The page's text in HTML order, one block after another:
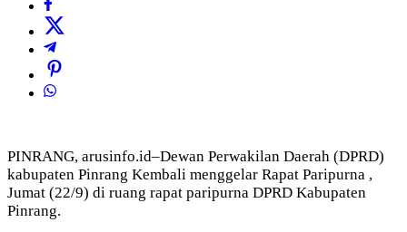
PINRANG, arusinfo.id–Dewan Perwakilan Daerah (DPRD)
kabupaten Pinrang Kembali menggelar Rapat Paripurna ,
Jumat (22/9) di ruang rapat paripurna DPRD Kabupaten
Pinrang.